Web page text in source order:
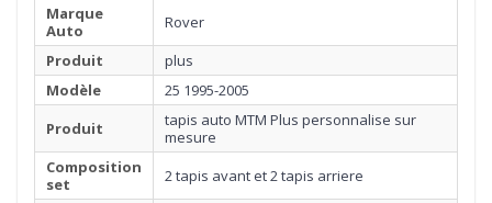
Marque
Auto
Rover
Produit
plus
Modèle
25 1995-2005
Produit
tapis auto MTM Plus personnalise sur
mesure
Composition
set
2 tapis avant et 2 tapis arriere